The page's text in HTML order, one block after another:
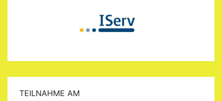
TEILNAHME AM